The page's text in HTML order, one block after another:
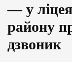
— у
району
дзвоник